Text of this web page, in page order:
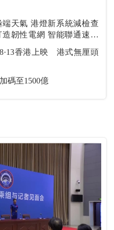
香港上映 港式無厘頭
設施 投資加碼至1500億